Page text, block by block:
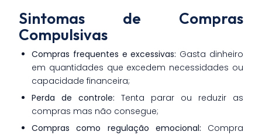
Sintomas de Compras
Compulsivas
Compras frequentes e excessivas: Gasta dinheiro
em quantidades que excedem necessidades ou
capacidade financeira;
Perda de controle: Tenta parar ou reduzir as
compras mas não consegue;
Compras como regulação emocional: Compra